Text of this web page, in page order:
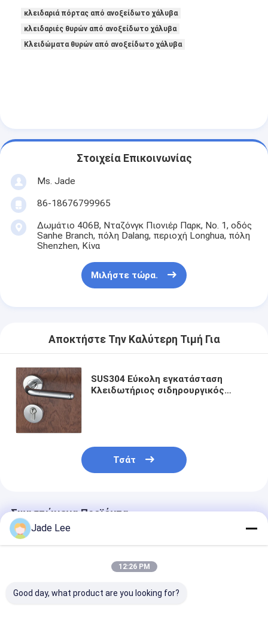
Σπίτι
Προϊόντα
Επικοινωνήστε μαζί μας
Ειδήσεις
Υποθέσεις
Mortise κλειδαριά πορτών
πόρτα εισόδων handlesets
Κλειδωτήρας πόρτας αποθήκη
Βοηθητικό υλικό πορτών
Τρυβώδεις κλειδαριές
Έξυπνη βρύση νερού
υγειονομικά εμπορεύματα λουτρών
Πίνακες ντους για μπάνιο
κλειδαριά πόρτας από ανοξείδωτο χάλυβα
κλειδαριές θυρών από ανοξείδωτο χάλυβα
Κλειδώματα θυρών από ανοξείδωτο χάλυβα
Στοιχεία Επικοινωνίας
Ms. Jade
86-18676799965
Δωμάτιο 406B, Νταζόνγκ Πιονιέρ Παρκ, Νο. 1, οδός
Sanhe Branch, πόλη Dalang, περιοχή Longhua, πόλη
Shenzhen, Κίνα
Μιλήστε τώρα.
Αποκτήστε Την Καλύτερη Τιμή Για
SUS304 Εύκολη εγκατάσταση
Κλειδωτήριος σιδηρουργικός
σιδηρουργικός σιδηρουργικός
σιδηρουργικός σιδηρουργικός
σιδηρουργικός
Τσάτ
Συνιστώμενα Προϊόντα
Jade Lee
12:26 PM
Good day, what product are you looking for?